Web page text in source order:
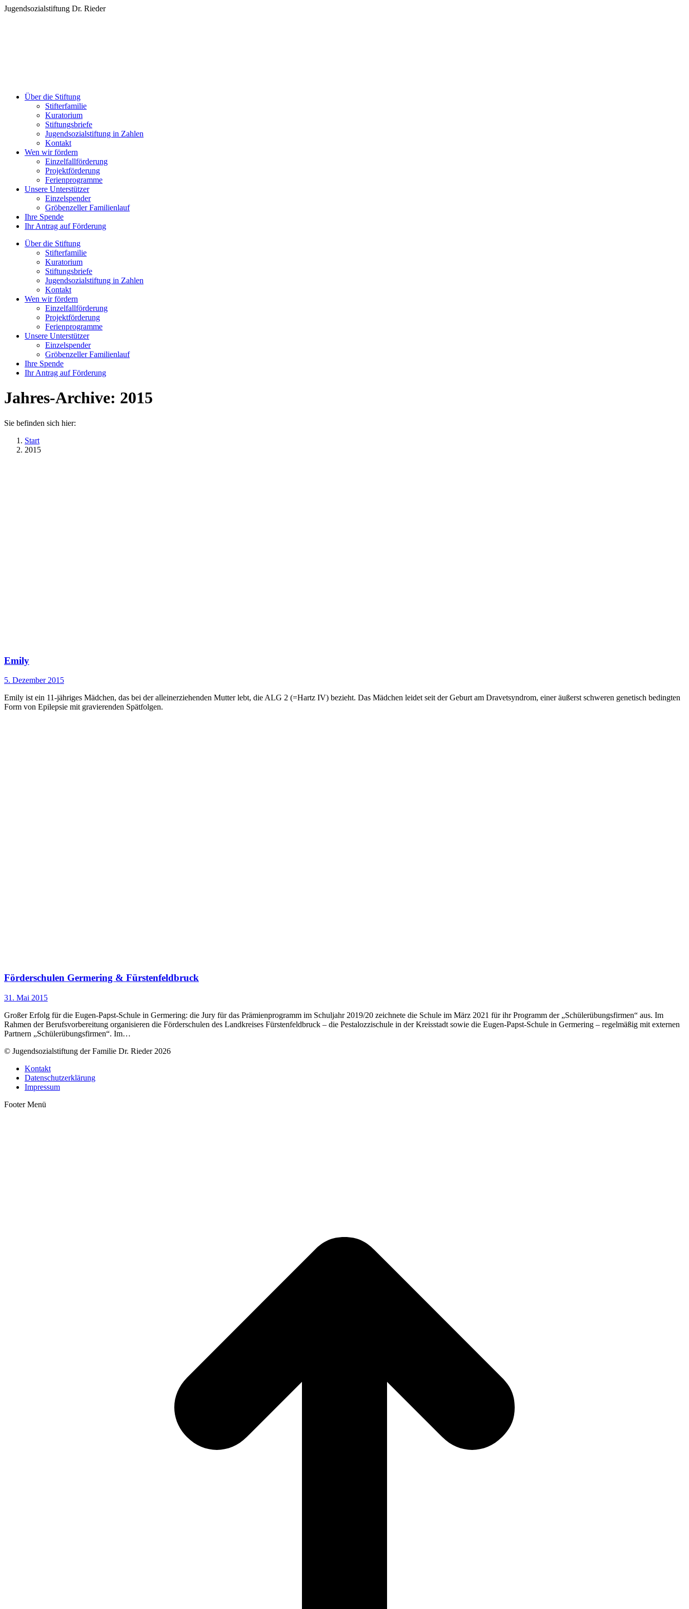
Zum
Jugendsozialstiftung Dr. Rieder
Über die Stiftung
Stifterfamilie
Kuratorium
Stiftungsbriefe
Jugendsozialstiftung in Zahlen
Kontakt
Wen wir fördern
Einzelfallförderung
Projektförderung
Ferienprogramme
Unsere Unterstützer
Einzelspender
Gröbenzeller Familienlauf
Ihre Spende
Ihr Antrag auf Förderung
Über die Stiftung
Stifterfamilie
Kuratorium
Stiftungsbriefe
Jugendsozialstiftung in Zahlen
Kontakt
Wen wir fördern
Einzelfallförderung
Projektförderung
Ferienprogramme
Unsere Unterstützer
Einzelspender
Gröbenzeller Familienlauf
Ihre Spende
Ihr Antrag auf Förderung
Jahres-Archive: 2015
Sie befinden sich hier:
Start
2015
Emily
5. Dezember 2015
Emily ist ein 11-jähriges Mädchen, das bei der alleinerziehenden Mutter lebt, die ALG 2 (=Hartz IV) bezieht. Das Mädchen leidet seit der Geburt am Dravetsyndrom, einer äußerst schweren genetisch bedingten
Form von Epilepsie mit gravierenden Spätfolgen.
Förderschulen Germering & Fürstenfeldbruck
31. Mai 2015
Großer Erfolg für die Eugen-Papst-Schule in Germering: die Jury für das Prämienprogramm im Schuljahr 2019/20 zeichnete die Schule im März 2021 für ihr Programm der „Schülerübungsfirmen“ aus. Im
Rahmen der Berufsvorbereitung organisieren die Förderschulen des Landkreises Fürstenfeldbruck – die Pestalozzischule in der Kreisstadt sowie die Eugen-Papst-Schule in Germering – regelmäßig mit externen
Partnern „Schülerübungsfirmen“. Im…
© Jugendsozialstiftung der Familie Dr. Rieder 2026
Kontakt
Datenschutzerklärung
Impressum
Footer Menü